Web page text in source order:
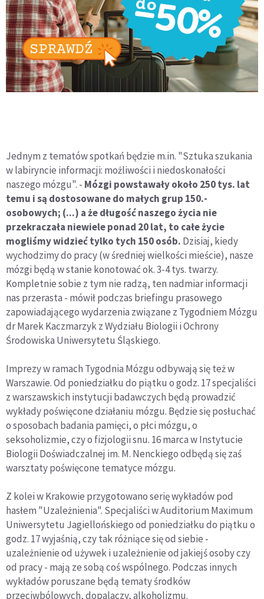
Jednym z tematów spotkań będzie m.in. "Sztuka szukania
w labiryncie informacji: możliwości i niedoskonałości
naszego mózgu". - Mózgi powstawały około 250 tys. lat
temu i są dostosowane do małych grup 150.-
osobowych; (...) a że długość naszego życia nie
przekraczała niewiele ponad 20 lat, to całe życie
mogliśmy widzieć tylko tych 150 osób. Dzisiaj, kiedy
wychodzimy do pracy (w średniej wielkości mieście), nasze
mózgi będą w stanie konotować ok. 3-4 tys. twarzy.
Kompletnie sobie z tym nie radzą, ten nadmiar informacji
nas przerasta - mówił podczas briefingu prasowego
zapowiadającego wydarzenia związane z Tygodniem Mózgu
dr Marek Kaczmarzyk z Wydziału Biologii i Ochrony
Środowiska Uniwersytetu Śląskiego.
Imprezy w ramach Tygodnia Mózgu odbywają się też w
Warszawie. Od poniedziałku do piątku o godz. 17 specjaliści
z warszawskich instytucji badawczych będą prowadzić
wykłady poświęcone działaniu mózgu. Będzie się posłuchać
o sposobach badania pamięci, o płci mózgu, o
seksoholizmie, czy o fizjologii snu. 16 marca w Instytucie
Biologii Doświadczalnej im. M. Nenckiego odbędą się zaś
warsztaty poświęcone tematyce mózgu.
Z kolei w Krakowie przygotowano serię wykładów pod
hasłem "Uzależnienia". Specjaliści w Auditorium Maximum
Uniwersytetu Jagiellońskiego od poniedziałku do piątku o
godz. 17 wyjaśnią, czy tak różniące się od siebie -
uzależnienie od używek i uzależnienie od jakiejś osoby czy
od pracy - mają ze sobą coś wspólnego. Podczas innych
wykładów poruszane będą tematy środków
przeciwbólowych, dopalaczy, alkoholizmu.